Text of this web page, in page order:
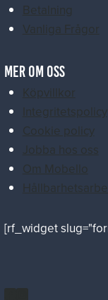
Betalning
Vanliga Frågor
MER OM OSS
Köpvillkor
Integritetspolicy
Cookie policy
Jobba hos oss
Om Mobello
[rf_widget